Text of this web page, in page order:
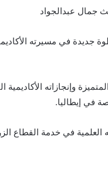
جمال عبدالجواد
جديدة في مسيرته
وإنجازاته
في إيطاليا.
في خدمة القطاع